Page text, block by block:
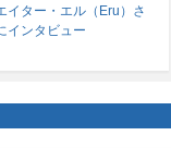
イター・エル（Eru）さ
インタビュー